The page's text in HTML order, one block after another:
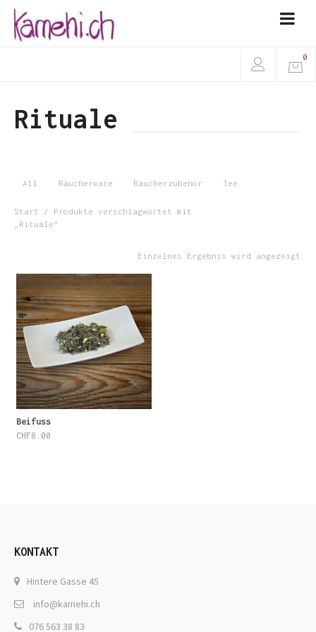
0
Rituale
All Räucherware Räucherzubehör Tee
Start
/ Produkte verschlagwortet mit
„Rituale“
Einzelnes Ergebnis wird angezeigt
Beifuss
CHF8.00
KONTAKT
Hintere Gasse 45
info@kamehi.ch
076 563 38 83